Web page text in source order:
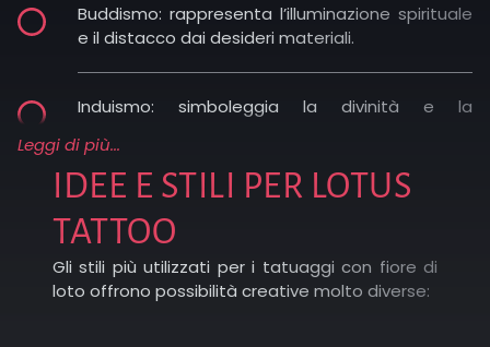
Buddismo: rappresenta l’illuminazione spirituale
e il distacco dai desideri materiali.
Induismo: simboleggia la divinità e la
Tradizione giapponese: legato alla forza
interiore e alla resilienza.
Occidente e Grecia antica: richiamo alla
Leggi di più...
IDEE E STILI PER LOTUS
TATTOO
Gli stili più utilizzati per i tatuaggi con fiore di
loto offrono possibilità creative molto diverse: